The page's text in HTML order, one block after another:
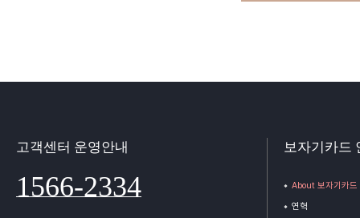
고객센터 운영안내
1566-2334
보자기카드
About 보자기카드
연혁